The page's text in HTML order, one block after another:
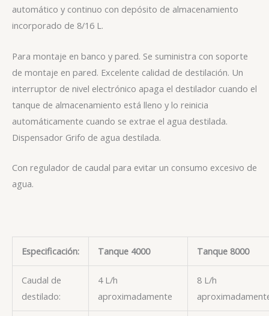
automático y continuo con depósito de almacenamiento
incorporado de 8/16 L.
Para montaje en banco y pared. Se suministra con soporte
de montaje en pared. Excelente calidad de destilación. Un
interruptor de nivel electrónico apaga el destilador cuando el
tanque de almacenamiento está lleno y lo reinicia
automáticamente cuando se extrae el agua destilada.
Dispensador Grifo de agua destilada.
Con regulador de caudal para evitar un consumo excesivo de
agua.
Especificación: Tanque 4000 Tanque 8000
Caudal de
destilado:
4 L/h
aproximadamente
8 L/h